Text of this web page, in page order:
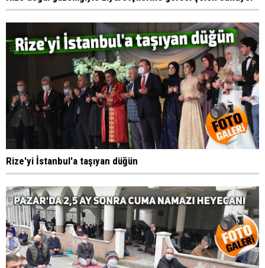
Rize'yi İstanbul'a taşıyan düğün